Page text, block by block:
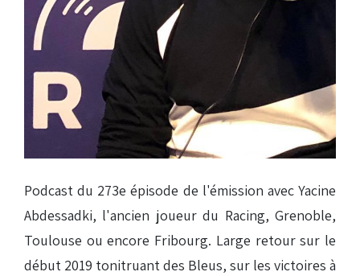
Podcast du 273e épisode de l'émission avec Yacine
Abdessadki, l'ancien joueur du Racing, Grenoble,
Toulouse ou encore Fribourg. Large retour sur le
début 2019 tonitruant des Bleus, sur les victoires à